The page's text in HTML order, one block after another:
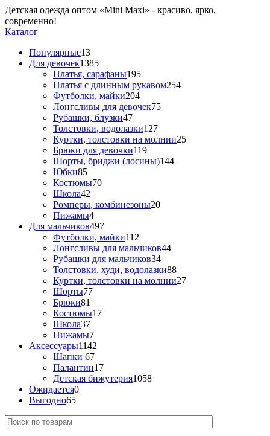
Детская одежда оптом «Mini Maxi» - красиво, ярко,
современно!
Каталог
Популярные13
Для девочек1385
Платья, сарафаны195
Платья с длинным рукавом254
Футболки, майки204
Лонгсливы для девочек75
Рубашки, блузки47
Толстовки, водолазки127
Куртки, толстовки на молнии25
Брюки для девочки119
Шорты, бриджи (лосины)144
Юбки85
Костюмы70
Школа42
Ромперы, комбинезоны20
Пижамы4
Для мальчиков497
Футболки, майки112
Лонгсливы для мальчиков44
Рубашки для мальчиков34
Толстовки, худи, водолазки88
Куртки, толстовки на молнии27
Шорты77
Брюки81
Костюмы17
Школа37
Пижамы7
Аксессуары1142
Шапки 67
Палантин17
Детская бижутерия1058
Ожидается0
Выгодно65